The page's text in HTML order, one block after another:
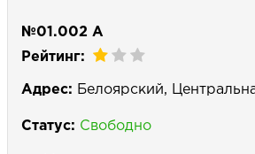
№01.002 А
Рейтинг:
Адрес: Белоярский,
Статус: Свободно